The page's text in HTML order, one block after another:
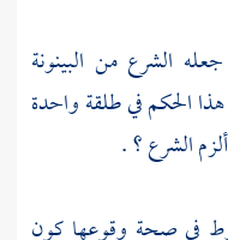
الشرع من البينونة
هذا الحكم في طلقة واحدة
الشرع ؟ .
في صحة وقوعها كون